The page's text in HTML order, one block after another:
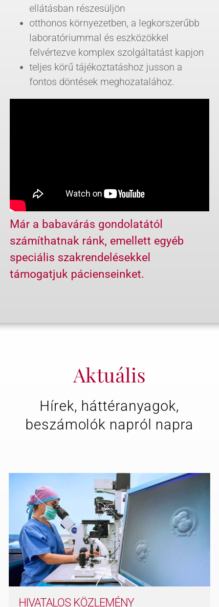
ellátásban részesüljön
otthonos környezetben, a legkorszerűbb
laboratóriummal és eszközökkel
felvértezve komplex szolgáltatást kapjon
teljes körű tájékoztatáshoz jusson a
fontos döntések meghozatalához.
Már a babavárás gondolatától
számíthatnak ránk, emellett egyéb
speciális szakrendelésekkel
támogatjuk pácienseinket.
Aktuális
Hírek, háttéranyagok,
beszámolók napról napra
HIVATALOS KÖZLEMÉNY